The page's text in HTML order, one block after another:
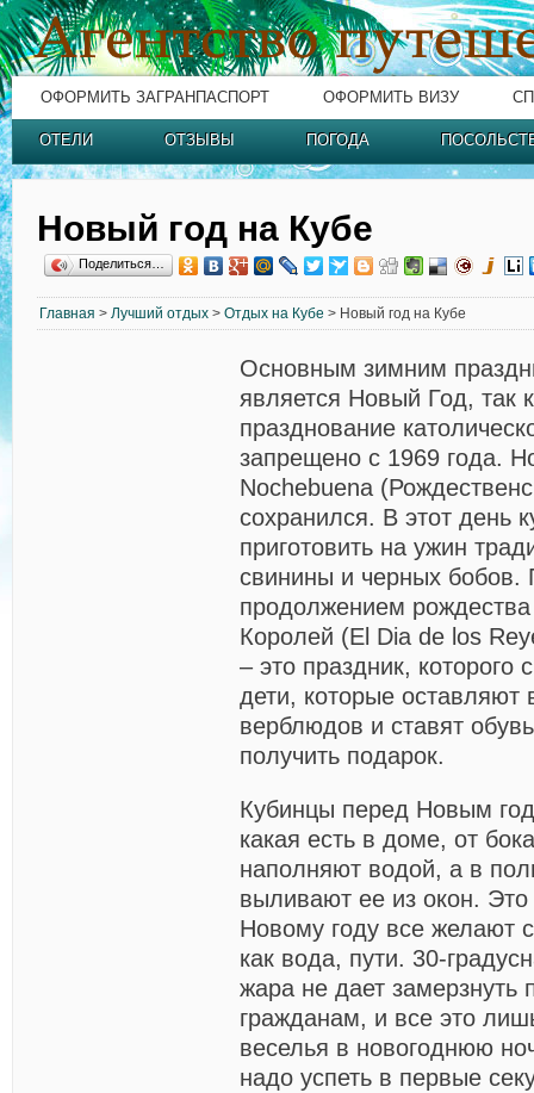
ОФОРМИТЬ ЗАГРАНПАСПОРТ ОФОРМИТЬ ВИЗУ
ОТЕЛИ ОТЗЫВЫ ПОГОДА
Новый год на Кубе
Поделиться…
Главная > Лучший отдых > Отдых на Кубе > Новый год на Кубе
Основным зимним
является Новый Год, так
празднование
запрещено с 1969 года.
Nochebuena
сохранился. В этот день
приготовить на ужин
свинины и черных бобов.
продолжением
Королей (El Dia de los
– это праздник, которого
дети, которые оставляют
верблюдов и ставят
получить подарок.
Кубинцы перед Новым
какая есть в доме, от
наполняют водой, а в
выливают ее из окон. Это
Новому году все желают
как вода, пути. 30-
жара не дает замерзнуть
гражданам, и все это
веселья в новогоднюю
надо успеть в первые